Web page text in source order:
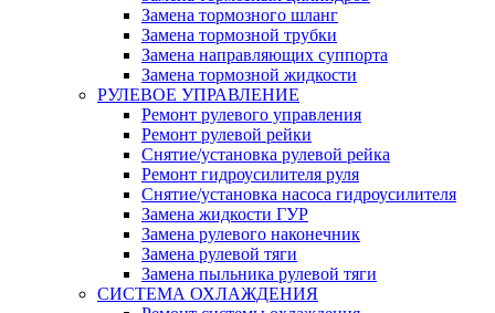
Замена тормозного шланг
Замена тормозной трубки
Замена направляющих суппорта
Замена тормозной жидкости
РУЛЕВОЕ УПРАВЛЕНИЕ
Ремонт рулевого управления
Ремонт рулевой рейки
Снятие/установка рулевой рейка
Ремонт гидроусилителя руля
Снятие/установка насоса гидроусилителя
Замена жидкости ГУР
Замена рулевого наконечник
Замена рулевой тяги
Замена пыльника рулевой тяги
СИСТЕМА ОХЛАЖДЕНИЯ